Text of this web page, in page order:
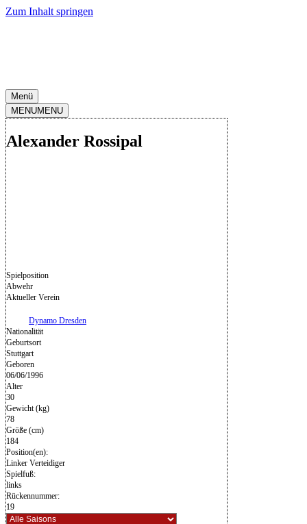
Zum Inhalt springen
Menü
MENUMENU
Alexander Rossipal
Spielposition
Abwehr
Aktueller Verein
Dynamo Dresden
Nationalität
Geburtsort
Stuttgart
Geboren
06/06/1996
Alter
30
Gewicht (kg)
78
Größe (cm)
184
Position(en):
Linker Verteidiger
Spielfuß:
links
Rückennummer:
19